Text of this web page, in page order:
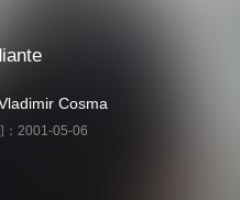
Cosma
2001-05-06